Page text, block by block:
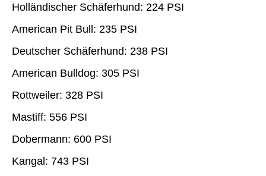
Holländischer Schäferhund: 224 PSI
American Pit Bull: 235 PSI
Deutscher Schäferhund: 238 PSI
American Bulldog: 305 PSI
Rottweiler: 328 PSI
Mastiff: 556 PSI
Dobermann: 600 PSI
Kangal: 743 PSI